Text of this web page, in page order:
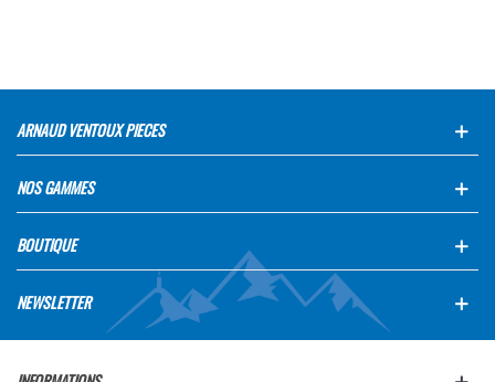
ARNAUD VENTOUX PIECES
NOS GAMMES
BOUTIQUE
NEWSLETTER